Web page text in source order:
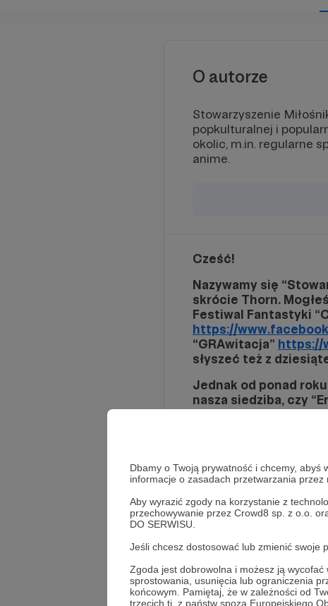
Dbamy o Twoją prywatność i chcemy, abyś
informacje o zasadach przetwarzania przez
Aby wyrazić zgody na korzystanie z
przechowywanie przez Crowd8 sp. z o.o.
DO SERWISU.
Jeśli chcesz dostosować lub zmienić swoje
Zgoda jest dobrowolna i możesz ją wycofać
sprostowania, usunięcia lub ograniczenia
końcowym. Pamiętaj, że w zależności od
trzecich tj. z państw spoza Europejskiego
O autorze
Stowarzyszenie
popkulturalnej i
okolic, m.in. regularne
anime.
Cześć!
Nazywamy się
skrócie Thorn.
Festiwal Fantastyki
https://
“GRAwitacja” https://
słyszeć też z
Jednak od ponad
nasza siedziba, czy
szeroko pojętą
Wtorki z
Piątkowe (i kilka
Gathering;
całonocne LAN
Spotkania
Organizujemy
obrazu robi
Rozwiń opis